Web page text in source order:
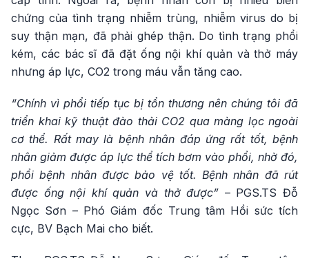
chứng của tình trạng nhiễm trùng, nhiễm virus do bị
suy thận mạn, đã phải ghép thận. Do tình trạng phổi
kém, các bác sĩ đã đặt ống nội khí quản và thở máy
nhưng áp lực, CO2 trong máu vẫn tăng cao.
“Chính vì phổi tiếp tục bị tổn thương nên chúng tôi đã
triển khai kỹ thuật đào thải CO2 qua màng lọc ngoài
cơ thể. Rất may là bệnh nhân đáp ứng rất tốt, bệnh
nhân giảm được áp lực thể tích bơm vào phổi, nhờ đó,
phổi bệnh nhân được bảo vệ tốt. Bệnh nhân đã rút
được ống nội khí quản và thở được” – PGS.TS Đỗ
Ngọc Sơn – Phó Giám đốc Trung tâm Hồi sức tích
cực, BV Bạch Mai cho biết.